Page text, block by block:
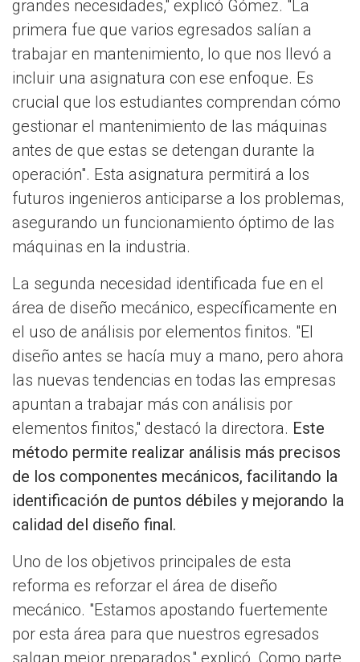
grandes necesidades," explicó Gómez. "La
primera fue que varios egresados salían a
trabajar en mantenimiento, lo que nos llevó a
incluir una asignatura con ese enfoque. Es
crucial que los estudiantes comprendan cómo
gestionar el mantenimiento de las máquinas
antes de que estas se detengan durante la
operación". Esta asignatura permitirá a los
futuros ingenieros anticiparse a los problemas,
asegurando un funcionamiento óptimo de las
máquinas en la industria.
La segunda necesidad identificada fue en el
área de diseño mecánico, específicamente en
el uso de análisis por elementos finitos. "El
diseño antes se hacía muy a mano, pero ahora
las nuevas tendencias en todas las empresas
apuntan a trabajar más con análisis por
elementos finitos," destacó la directora. Este
método permite realizar análisis más precisos
de los componentes mecánicos, facilitando la
identificación de puntos débiles y mejorando la
calidad del diseño final.
Uno de los objetivos principales de esta
reforma es reforzar el área de diseño
mecánico. "Estamos apostando fuertemente
por esta área para que nuestros egresados